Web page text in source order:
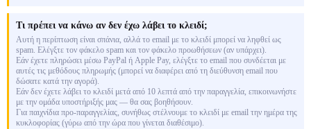
Τι πρέπει να κάνω αν δεν έχω λάβει το κλειδί;
Αυτή η περίπτωση είναι σπάνια, αλλά το email με το κλειδί μπορεί να ληφθεί ως
spam. Ελέγξτε τον φάκελο spam και τον φάκελο προωθήσεων (αν υπάρχει).
Εάν έχετε πληρώσει μέσω PayPal ή Apple Pay, ελέγξτε το email που συνδέεται με
αυτές τις μεθόδους πληρωμής (μπορεί να διαφέρει από τη διεύθυνση email που
δώσατε κατά την αγορά).
Εάν δεν έχετε λάβει το κλειδί μετά από 10 λεπτά από την παραγγελία, επικοινωνήστε
με την ομάδα υποστήριξής μας — θα σας βοηθήσουν.
Για παιχνίδια προ-παραγγελίας, συνήθως στέλνουμε το κλειδί με email την ημέρα της
κυκλοφορίας (γύρω από την ώρα που γίνεται διαθέσιμο).